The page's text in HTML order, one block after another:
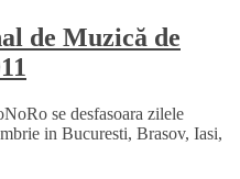
de Muzică de
se desfasoara zilele
in Bucuresti, Brasov, Iasi,